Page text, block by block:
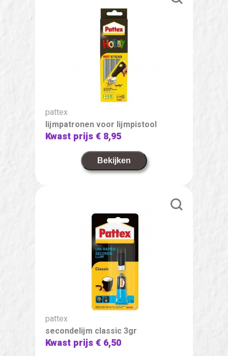
pattex
lijmpatronen voor lijmpistool
Kwast prijs€ 8,95
Bekijken
pattex
secondelijm classic 3gr
Kwast prijs€ 6,50